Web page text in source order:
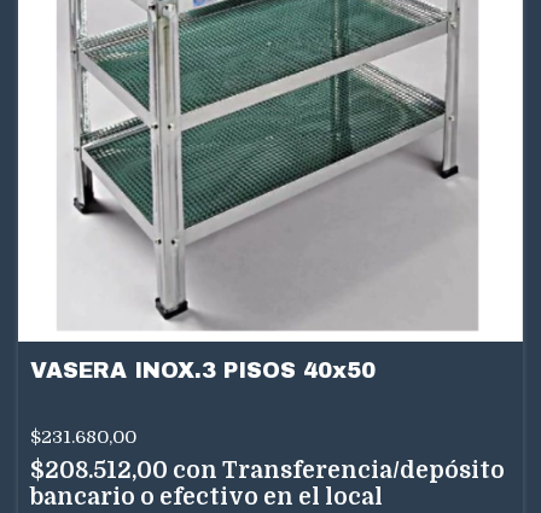
VASERA INOX.3 PISOS 40x50
$231.680,00
$208.512,00 con Transferencia/depósito
bancario o efectivo en el local